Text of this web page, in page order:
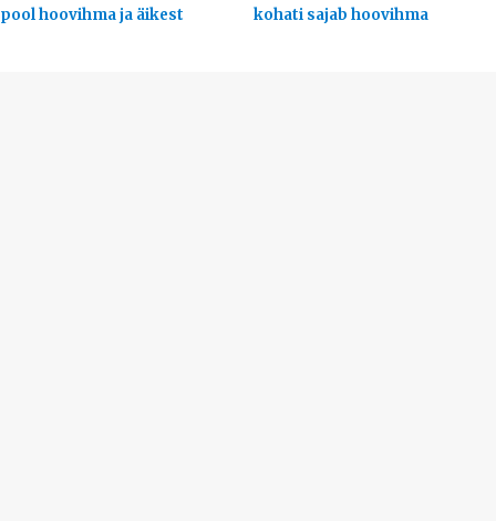
pool hoovihma ja äikest
kohati sajab hoovihma